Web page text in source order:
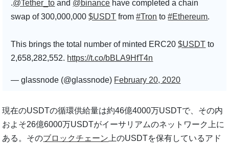
.@Tether_to and @binance have completed a chain
swap of 300,000,000$USDT from#Tron to#Ethereum.
This brings the total number of minted ERC20$USDT to
2,658,282,552. https://t.co/bBLA9HfT4n
— glassnode (@glassnode) February 20, 2020
現在のUSDTの循環供給量は約46億4000万USDTで、その内
およそ26億6000万USDTがイーサリアムのネットワーク上に
ある。そのブロックチェーン 上のUSDTを保有しているアド